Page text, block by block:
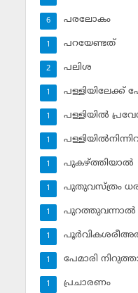
പരലോകം
6
പറയേണ്ടത്
1
പലിശ
2
1
പള്ളിയില്‍
1
1
പുകഴ്ത്തിയാല്‍
1
പുതുവസ്ത്രം
1
പുറത്തുവന്നാല്‍
1
1
പേമാരി
1
പ്രചാരണം
1